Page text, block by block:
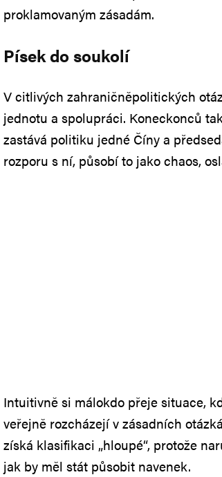
proklamovaným zásadám.
Písek do soukolí
V citlivých zahraničněpolitických
jednotu a spolupráci. Koneckonců
zastává politiku jedné Číny a
rozporu s ní, působí to jako chaos,
Intuitivně si málokdo přeje situace,
veřejně rozcházejí v zásadních
získá klasifikaci „hloupé“, protože
jak by měl stát působit navenek.